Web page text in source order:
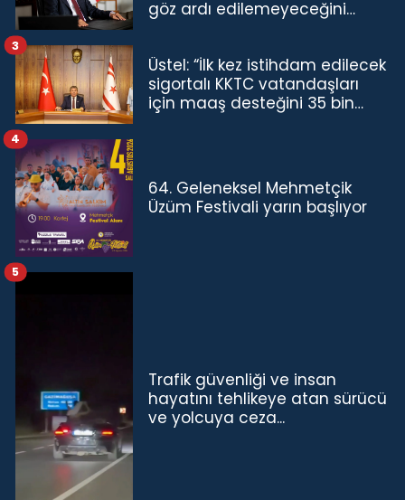
göz ardı edilemeyeceğini
Üstel: “İlk kez istihdam edilecek
sigortalı KKTC vatandaşları
için maaş desteğini 35 bin
3
64. Geleneksel Mehmetçik
Üzüm Festivali yarın başlıyor
4
Trafik güvenliği ve insan
hayatını tehlikeye atan sürücü
ve yolcuya ceza...
5